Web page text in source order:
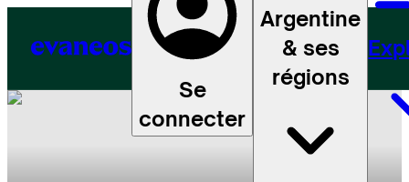
Se
connecter
Argentine
& ses
régions